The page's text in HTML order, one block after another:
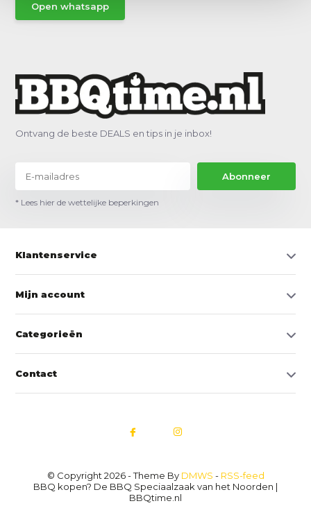
Open whatsapp
Ontvang de beste DEALS en tips in je inbox!
Abonneer
* Lees hier de wettelijke beperkingen
Klantenservice
Mijn account
Categorieën
Contact
© Copyright 2026 - Theme By DMWS - RSS-feed
BBQ kopen? De BBQ Speciaalzaak van het Noorden |
BBQtime.nl